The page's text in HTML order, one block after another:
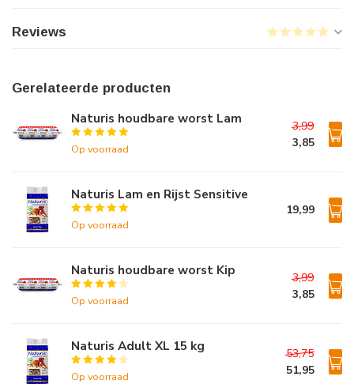
Reviews
Gerelateerde producten
Naturis houdbare worst Lam
Op voorraad
3,99
3,85
Naturis Lam en Rijst Sensitive
Op voorraad
19,99
Naturis houdbare worst Kip
Op voorraad
3,99
3,85
Naturis Adult XL 15 kg
Op voorraad
53,75
51,95